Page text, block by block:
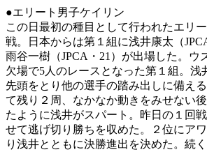
●エリート男子ケイリン
この日最初の種目として行われたエリ
戦。日本からは第１組に浅井康太（
雨谷一樹（JPCA・21）が出場した。ウ
欠場で5人のレースとなった第１組。浅
先頭をとり他の選手の踏み出しに備え
て残り２周、なかなか動きをみせない
たように浅井がスパート。昨日の１回
せて逃げ切り勝ちを収めた。２位にア
り浅井とともに決勝進出を決めた。続